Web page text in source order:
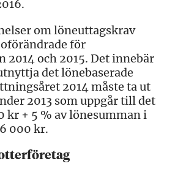
om löneuttagskrav
för
2014 och 2015. Det innebär
det lönebaserade
2014 måste ta ut
2013 som uppgår till det
kr + 5 % av lönesumman i
000 kr.